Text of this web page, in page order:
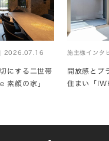
| 2026.07.16
にする二世帯
素顔の家」
施主様イン
開放感とプ
住まい「